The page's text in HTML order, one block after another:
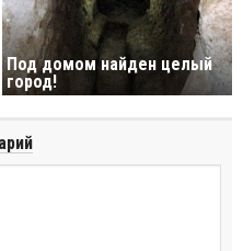
Под домом найден целый
город!